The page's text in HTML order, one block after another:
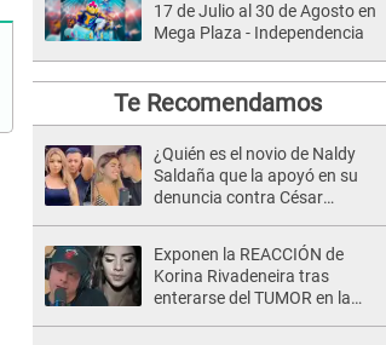
17 de Julio al 30 de Agosto en
Mega Plaza - Independencia
Te Recomendamos
¿Quién es el novio de Naldy
Saldaña que la apoyó en su
denuncia contra César
Exponen la REACCIÓN de
Korina Rivadeneira tras
enterarse del TUMOR en la